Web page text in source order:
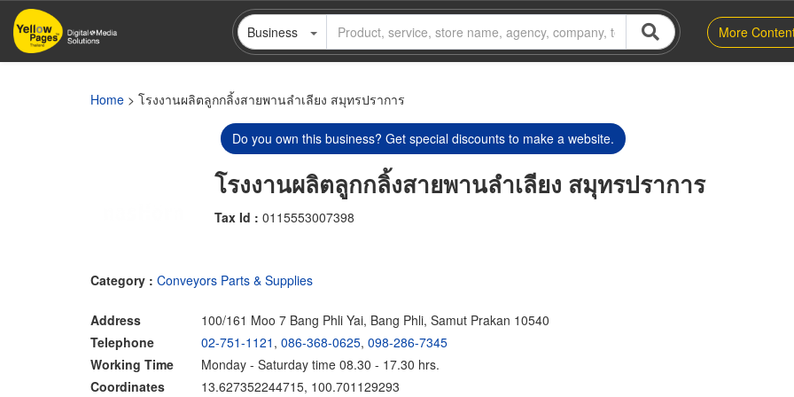
Skip
main
Business More
Home > โรงงานผลิตลูกกลิ้งสายพานลำเลียง สมุทรปราการ
Do you own this business? Get special discounts to make a website.
โรงงานผลิตลูกกลิ้งสายพานลำเลียง สมุทรปราการ
Tax Id : 0115553007398
Category : Conveyors Parts & Supplies
Address
100/161 Moo 7 Bang Phli Yai, Bang Phli, Samut Prakan 10540
Telephone
02-751-1121 , 086-368-0625, 098-286-7345
Working Time
Monday - Saturday time 08.30 - 17.30 hrs.
Coordinates
13.627352244715, 100.701129293